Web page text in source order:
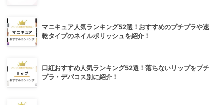
マニキュア人気ランキング52選！おすすめのプチプラや速
乾タイプのネイルポリッシュを紹介！
口紅おすすめ人気ランキング52選！落ちないリップをプチ
プラ・デパコス別に紹介！